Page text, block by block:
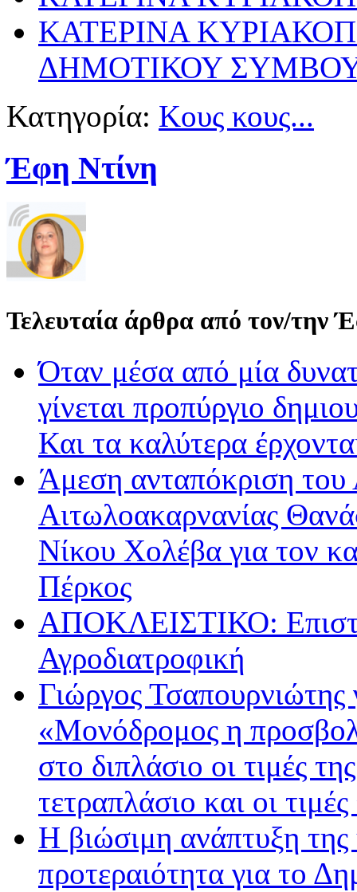
ΚΑΤΕΡΙΝΑ
ΔΗΜΟΤΙΚΟΥ
Κατηγορία: Κους κους...
Έφη Ντίνη
Τελευταία άρθρα από τον/την
Όταν μέσα από μία
γίνεται προπύργιο
Και τα καλύτερα
Άμεση ανταπόκριση του
Αιτωλοακαρνανίας
Νίκου Χολέβα για τον
Πέρκος
ΑΠΟΚΛΕΙΣΤΙΚΟ:
Αγροδιατροφική
Γιώργος
«Μονόδρομος η
στο διπλάσιο οι τιμές
τετραπλάσιο και οι
Η βιώσιμη ανάπτυξη της
προτεραιότητα για το